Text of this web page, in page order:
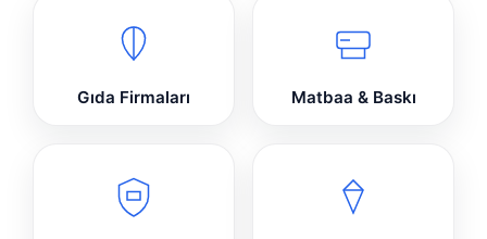
Gıda Firmaları Matbaa & Baskı